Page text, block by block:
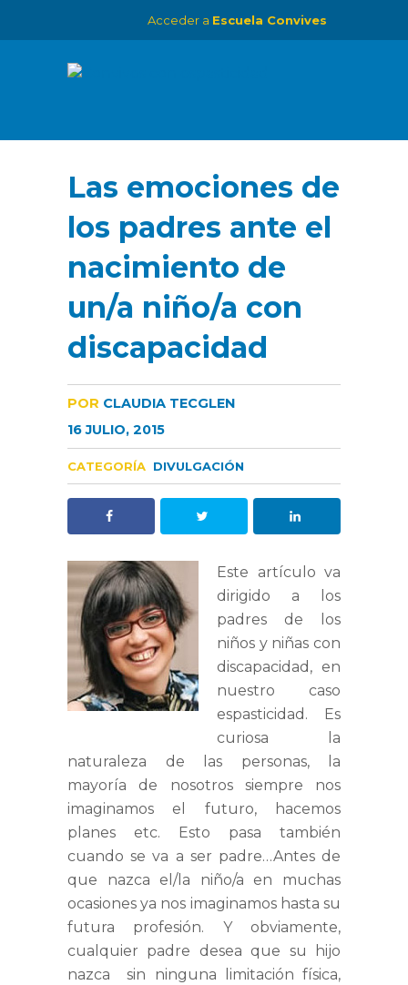
Acceder a Escuela Convives
Las emociones de
los padres ante el
nacimiento de
un/a niño/a con
discapacidad
POR CLAUDIA TECGLEN
16 JULIO, 2015
CATEGORÍA DIVULGACIÓN
Este artículo va
dirigido a los
padres de los
niños y niñas con
discapacidad, en
nuestro caso
espasticidad. Es
curiosa la
naturaleza de las personas, la
mayoría de nosotros siempre nos
imaginamos el futuro, hacemos
planes etc. Esto pasa también
cuando se va a ser padre…Antes de
que nazca el/la niño/a en muchas
ocasiones ya nos imaginamos hasta su
futura profesión. Y obviamente,
cualquier padre desea que su hijo
nazca sin ninguna limitación física,